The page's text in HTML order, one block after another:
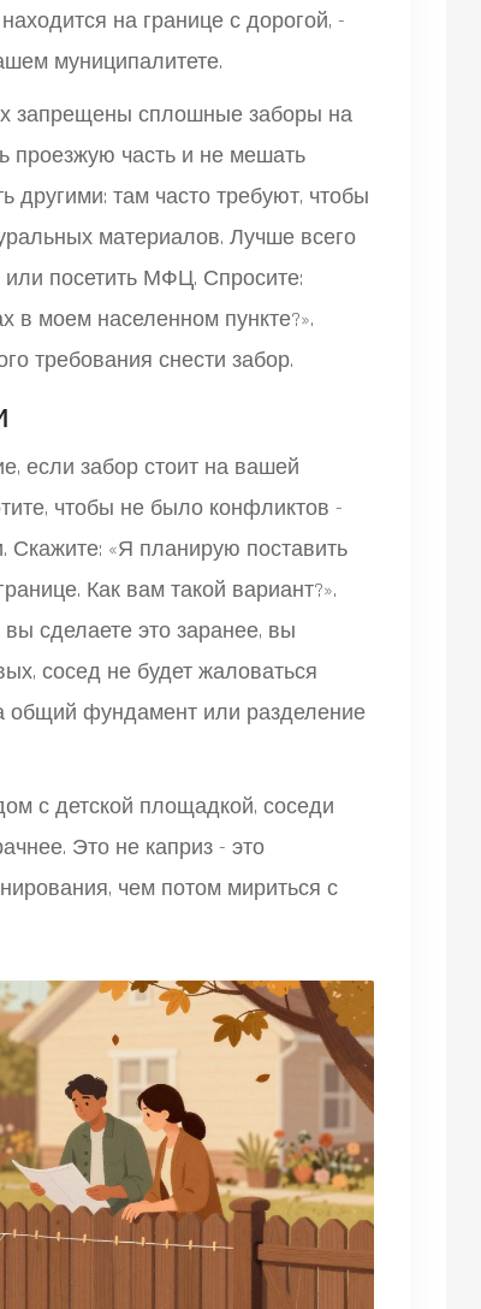
на границе с дорогой, -
муниципалитете.
запрещены сплошные заборы на
проезжую часть и не мешать
там часто требуют, чтобы
материалов. Лучше всего
посетить МФЦ. Спросите:
в моем населенном пункте?».
требования снести забор.
если забор стоит на вашей
чтобы не было конфликтов -
Скажите: «Я планирую поставить
Как вам такой вариант?».
сделаете это заранее, вы
сосед не будет жаловаться
общий фундамент или разделение
с детской площадкой, соседи
Это не каприз - это
чем потом мириться с